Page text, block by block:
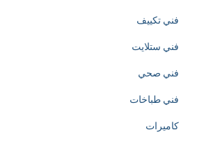
o
n
o
h
فني تكييف
فني ستلايت
فني صحي
فني طباخات
كاميرات